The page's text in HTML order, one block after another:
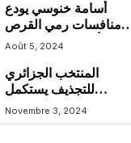
أسامة خنوسي يودع
منافسات رمي القرص
في أولمبياد باريس من
Août 5, 2024
المنتخب الجزائري
للتجذيف يستكمل
تحضيراته للبطولة
الإفريقية بمصر
Novembre 3, 2024